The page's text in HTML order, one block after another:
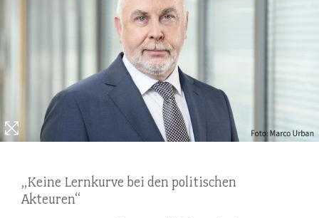
„Keine Lernkurve bei den politischen
Akteuren“